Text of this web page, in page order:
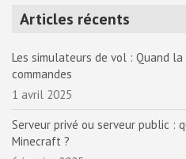
Articles récents
Les simulateurs de vol : Quand
commandes
1 avril 2025
Serveur privé ou serveur public :
Minecraft ?